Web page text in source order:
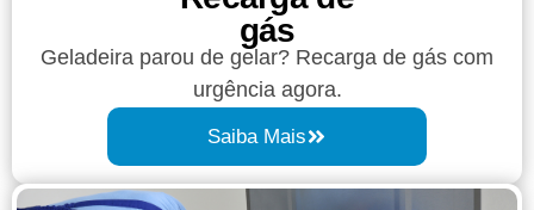
gás
Geladeira parou de gelar? Recarga de gás com
urgência agora.
Saiba Mais